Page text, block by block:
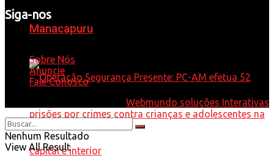
Manacapuru
Siga-nos
Whatsapp: 92 98584-9575
Sobre Nós
Anuncie
Fale Conosco
Webmundo soluções Interativas
Nenhum Resultado
View All Result